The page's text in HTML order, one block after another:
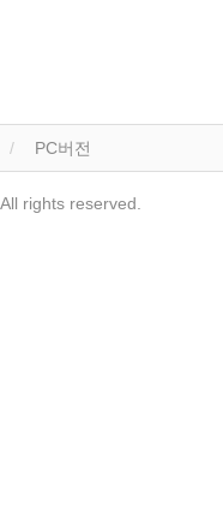
PC버전
All rights reserved.